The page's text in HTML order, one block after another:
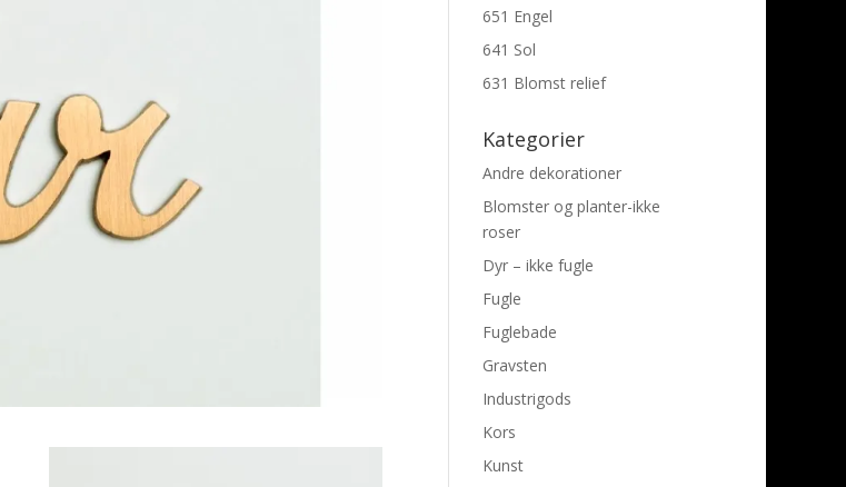
651 Engel
641 Sol
631 Blomst relief
Kategorier
Andre dekorationer
Blomster og planter-ikke
roser
Dyr – ikke fugle
Fugle
Fuglebade
Gravsten
Industrigods
Kors
Kunst